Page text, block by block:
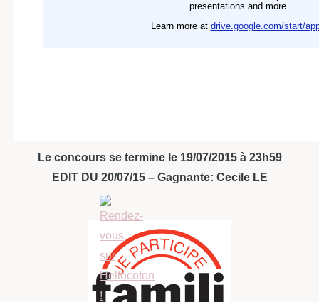
Le concours se termine le 19/07/2015 à 23h59
EDIT DU 20/07/15 – Gagnante: Cecile LE